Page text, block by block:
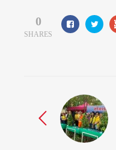
0
SHARES